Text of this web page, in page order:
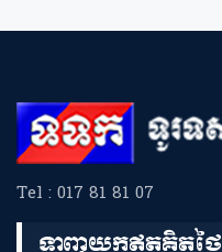
Tel : 017 81 81 07
ទាញយកឥតគិតថ្លៃ